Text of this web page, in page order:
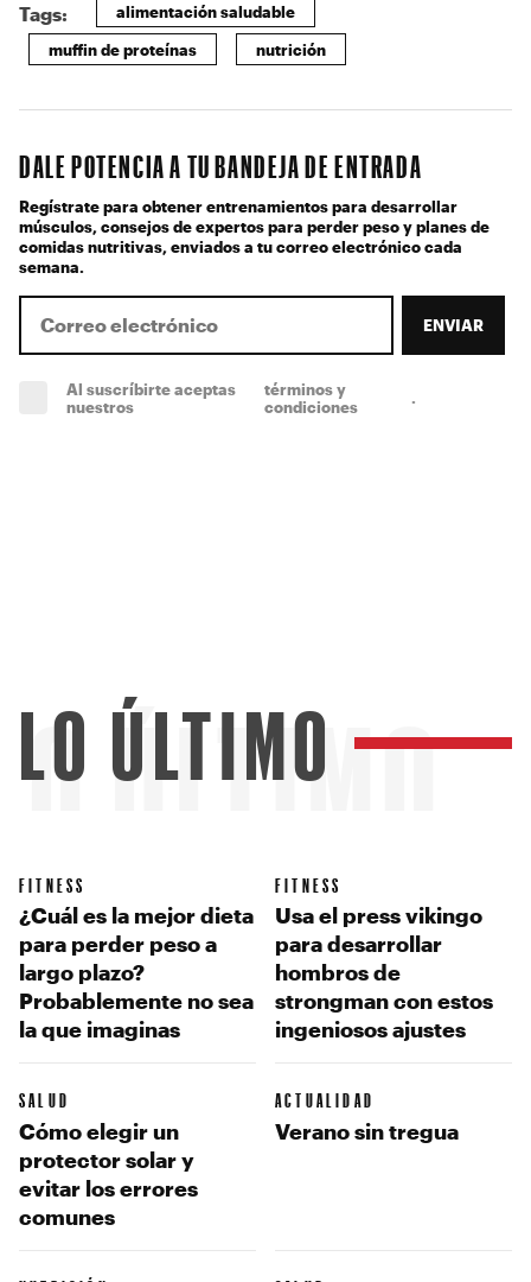
Tags: alimentación saludable
muffin de proteínas nutrición
DALE POTENCIA A TU BANDEJA DE ENTRADA
Regístrate para obtener entrenamientos para desarrollar
músculos, consejos de expertos para perder peso y planes de
comidas nutritivas, enviados a tu correo electrónico cada
semana.
ENVIAR
Al suscríbirte aceptas
nuestros
términos y
condiciones
.
ÚLTIMO
LO ÚLTIMO
FITNESS
¿Cuál es la mejor dieta
para perder peso a
largo plazo?
Probablemente no sea
la que imaginas
FITNESS
Usa el press vikingo
para desarrollar
hombros de
strongman con estos
ingeniosos ajustes
SALUD
Cómo elegir un
protector solar y
evitar los errores
comunes
ACTUALIDAD
Verano sin tregua